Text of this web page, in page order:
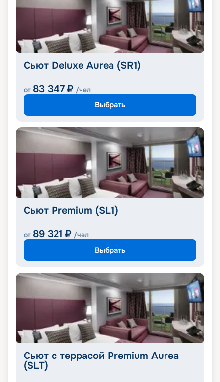
Сьют Deluxe Aurea (SR1)
от 83 347 ₽ /чел
Выбрать
Сьют Premium (SL1)
от 89 321 ₽ /чел
Выбрать
Сьют с террасой Premium Aurea
(SLT)